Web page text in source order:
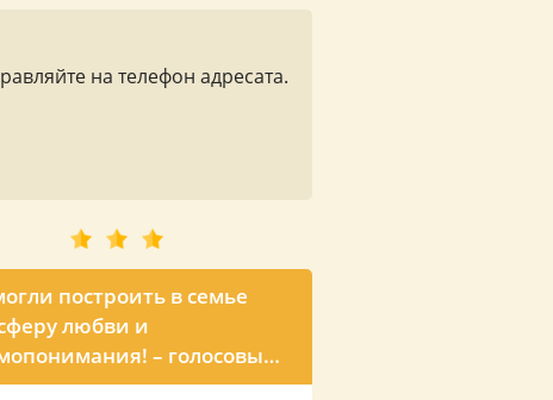
на телефон адресата.
построить в семье
любви и
– голосовые
от президента